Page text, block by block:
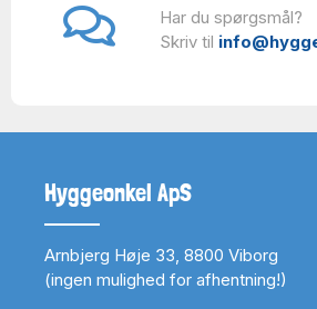
Har du spørgsmål?
Skriv til
Hyggeonkel ApS
Arnbjerg Høje 33, 8800 Viborg
(ingen mulighed for afhentning!)